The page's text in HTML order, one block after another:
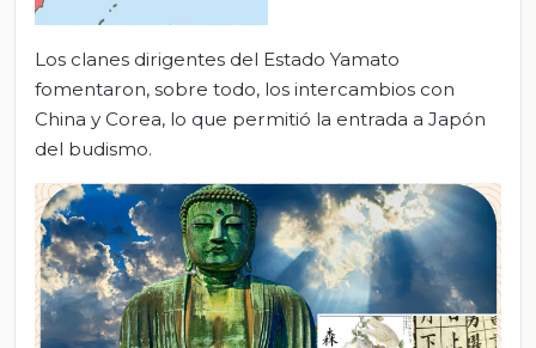
Los clanes dirigentes del Estado Yamato
fomentaron, sobre todo, los intercambios con
China y Corea, lo que permitió la entrada a Japón
del budismo.